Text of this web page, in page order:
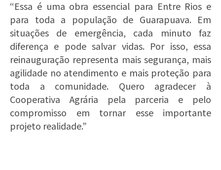
“Essa é uma obra essencial para Entre Rios e
para toda a população de Guarapuava. Em
situações de emergência, cada minuto faz
diferença e pode salvar vidas. Por isso, essa
reinauguração representa mais segurança, mais
agilidade no atendimento e mais proteção para
toda a comunidade. Quero agradecer à
Cooperativa Agrária pela parceria e pelo
compromisso em tornar esse importante
projeto realidade.”